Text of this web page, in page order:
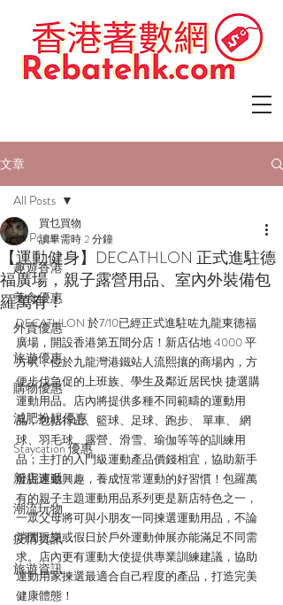
文章
All Posts
趣遊香港
美食優惠
外賣優惠
旅遊優惠
購物優惠
減肥扮靚優惠
Staycation 優惠
新店速遞
潮流玩物
疫情資訊
旅遊資訊
All Posts
【運動健身】DECATHLON 正式進駐德
福廣場，親子露營用品、室內外裝備包
羅萬有！
買乜買物
讀畢需時 2 分鐘
DECATHLON 於7/10已經正式進駐咗九龍東德福
廣場，開設香港第五間分店！新店佔地 4000 平
方呎，位於九龍灣港鐵站人流熙攘的商場內，方
便步伐急促的上班族、學生及鄰近居民快 捷選購
運動用品。店內將提供多種不同範疇的運動用
品，包括行山、籃球、足球、跑步、 單車、 網
球、羽毛球、露營、滑雪、瑜伽等等的訓練用
品；主打的入門級運動產品價錢相宜，協助新手
發掘運動興趣，養成恆常運動的好習慣！包羅萬
有的親子主題運動用品系列更是新店特色之一，
一眾父母將可與小朋友一同揀選運動用品，不論
消閒玩樂或假日於戶外運動伸展亦能滿足不同需
求。店內更有運動大使提供專業訓練建議，協助
運動用家揀選最適合自己程度的產品，打造完美
健康體態！